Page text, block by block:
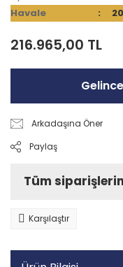
Havale
216.965,00 TL
Arkadaşına Öner
Paylaş
Tüm
Karşılaştır